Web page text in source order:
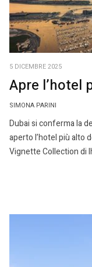
5 DICEMBRE 2025
Apre l’hotel
SIMONA PARINI
Dubai si conferma la
aperto l’hotel più alto
Vignette Collection di